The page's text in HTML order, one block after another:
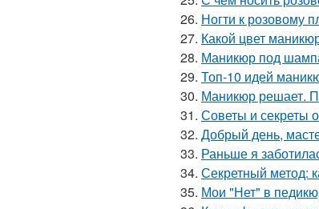
26. Ногти к розовому
27. Какой цвет
28. Маникюр под
29. Топ-10 идей
30. Маникюр решает.
31. Советы и секреты
32. Добрый день,
33. Раньше я
34. Секретный метод:
35. Мои "Нет" в